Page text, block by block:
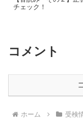
チェック！
コメント
ホーム 受検